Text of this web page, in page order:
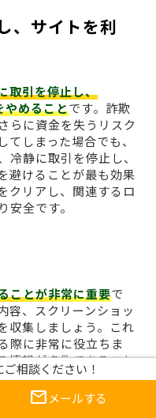
、サイトを利
取引を停止し、
やめることです。詐欺
らに資金を失うリスク
しまった場合でも、
冷静に取引を停止し、
避けることが最も効果
クリアし、関連するロ
全です。
ことが非常に重要で
容、スクリーンショッ
収集しましょう。これ
際に非常に役立ちま
情報が虚偽であること
取引画面のキャプチャ
きないことや、サイト
その証拠は重要な役割
ご相談ください！
mail メールする